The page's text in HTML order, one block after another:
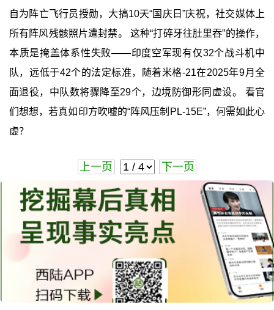
自为阵亡飞行员授勋，大搞10天“国庆日”庆祝，社交媒体上
所有阵风残骸照片遭封禁。 这种“打碎牙往肚里吞”的操作，
本质是掩盖体系性失败——印度空军现有仅32个战斗机中
队，远低于42个的法定标准，随着米格-21在2025年9月全
面退役，中队数将骤降至29个，边境防御形同虚设。 看官
们想想，若真如印方吹嘘的“阵风压制PL-15E”，何需如此心
虚？
上一页 下一页